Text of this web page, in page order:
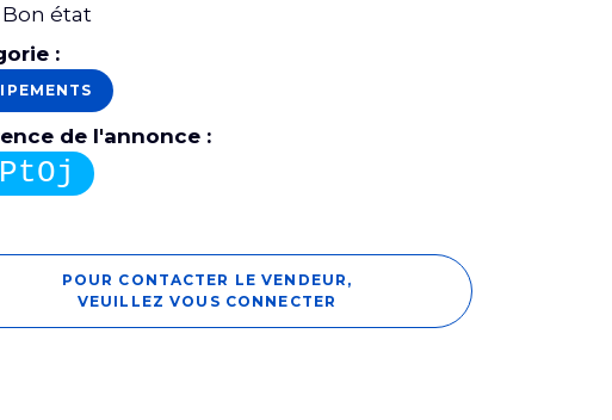
Bon état
:
de l'annonce :
POUR CONTACTER LE VENDEUR,
VEUILLEZ VOUS CONNECTER